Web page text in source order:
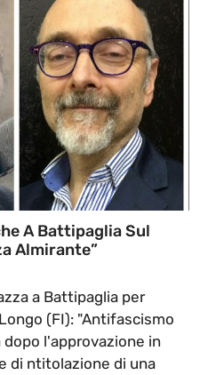
A Battipaglia Sul
Almirante”
a Battipaglia per
(FI): "Antifascismo
l'approvazione in
di ntitolazione di una